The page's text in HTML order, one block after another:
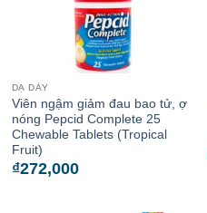
DẠ DÀY
Viên ngậm giảm đau bao tử, ợ
nóng Pepcid Complete 25
Chewable Tablets (Tropical
Fruit)
₫272,000